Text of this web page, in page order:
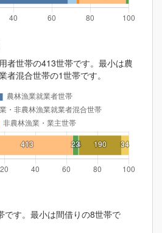
者世帯の413世帯です。最小は農
者混合世帯の1世帯です。
です。最小は間借りの8世帯で